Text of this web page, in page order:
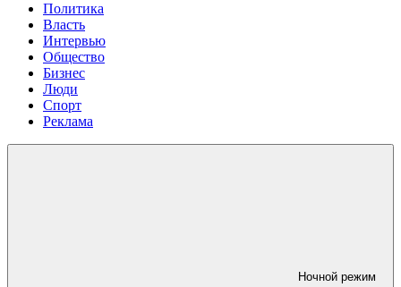
Политика
Власть
Интервью
Общество
Бизнес
Люди
Спорт
Реклама
Ночной режим